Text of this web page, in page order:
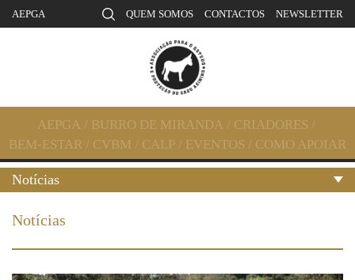
AEPGA QUEM SOMOS CONTACTOS NEWSLETTER
AEPGA / BURRO DE MIRANDA / CRIADORES /
BEM-ESTAR / CVBM / CALP / EVENTOS / COMO APOIAR
Notícias
Notícias